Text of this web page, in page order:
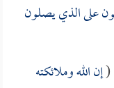
على الذي يصلون
(إن الله وملائكته